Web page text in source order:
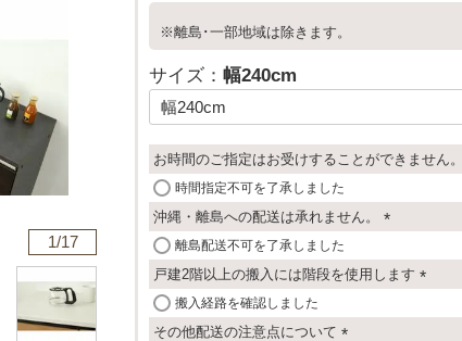
1/17
※離島･一部地域は除きます。
サイズ： 幅240cm
お時間のご指定はお受けすることができません。
時間指定不可を了承しました
沖縄・離島への配送は承れません。
必
須
離島配送不可を了承しました
戸建2階以上の搬入には階段を使用します
必
搬入経路を確認しました
その他配送の注意点について